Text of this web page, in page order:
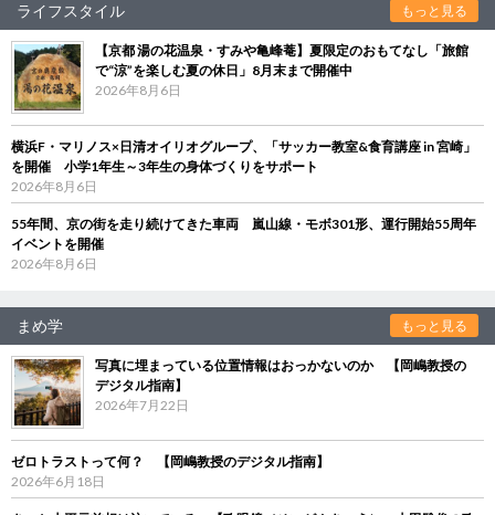
ライフスタイル もっと見る
【京都 湯の花温泉・すみや亀峰菴】夏限定のおもてなし「旅館
で“涼”を楽しむ夏の休日」8月末まで開催中
2026年8月6日
横浜F・マリノス×日清オイリオグループ、「サッカー教室&食育講座 in 宮崎」
を開催 小学1年生～3年生の身体づくりをサポート
2026年8月6日
55年間、京の街を走り続けてきた車両 嵐山線・モボ301形、運行開始55周年
イベントを開催
2026年8月6日
まめ学 もっと見る
写真に埋まっている位置情報はおっかないのか 【岡嶋教授の
デジタル指南】
2026年7月22日
ゼロトラストって何？ 【岡嶋教授のデジタル指南】
2026年6月18日